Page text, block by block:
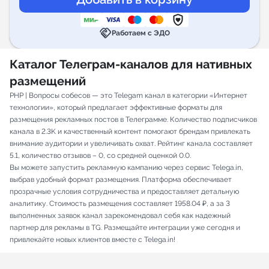
handshakeРаботаем с ЭДО
Каталог Телеграм-каналов для нативных
размещений
PHP | Вопросы собесов — это Telegam канал в категории «Интернет
технологии», который предлагает эффективные форматы для
размещения рекламных постов в Телеграмме. Количество подписчиков
канала в 2.3K и качественный контент помогают брендам привлекать
внимание аудитории и увеличивать охват. Рейтинг канала составляет
5.1, количество отзывов – 0, со средней оценкой 0.0.
Вы можете запустить рекламную кампанию через сервис Telega.in,
выбрав удобный формат размещения. Платформа обеспечивает
прозрачные условия сотрудничества и предоставляет детальную
аналитику. Стоимость размещения составляет 1958.04 ₽, а за 3
выполненных заявок канал зарекомендовал себя как надежный
партнер для рекламы в TG. Размещайте интеграции уже сегодня и
привлекайте новых клиентов вместе с Telega.in!